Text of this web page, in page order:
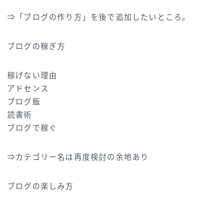
⇒「ブログの作り方」を後で追加したいところ。
ブログの稼ぎ方
稼げない理由
アドセンス
ブログ飯
読書術
ブログで稼ぐ
⇒カテゴリー名は再度検討の余地あり
ブログの楽しみ方